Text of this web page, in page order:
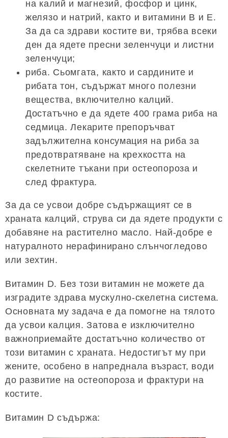
на калий и магнезий, фосфор и цинк,
желязо и натрий, както и витамини В и Е.
За да са здрави костите ви, трябва всеки
ден да ядете пресни зеленчуци и листни
зеленчуци;
риба. Сьомгата, както и сардините и
рибата тон, съдържат много полезни
вещества, включително калций.
Достатъчно е да ядете 400 грама риба на
седмица. Лекарите препоръчват
задължителна консумация на риба за
предотвратяване на крехкостта на
скелетните тъкани при остеопороза и
след фрактура.
За да се усвои добре съдържащият се в
храната калций, струва си да ядете продукти с
добавяне на растително масло. Най-добре е
натуралното нерафинирано слънчогледово
или зехтин.
Витамин D. Без този витамин не можете да
изградите здрава мускулно-скелетна система.
Основната му задача е да помогне на тялото
да усвои калция. Затова е изключително
важноприемайте достатъчно количество от
този витамин с храната. Недостигът му при
жените, особено в напреднала възраст, води
до развитие на остеопороза и фрактури на
костите.
Витамин D съдържа: